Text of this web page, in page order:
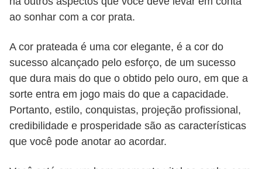
ao sonhar com a cor prata.
A cor prateada é uma cor elegante, é a cor do
sucesso alcançado pelo esforço, de um sucesso
que dura mais do que o obtido pelo ouro, em que a
sorte entra em jogo mais do que a capacidade.
Portanto, estilo, conquistas, projeção profissional,
credibilidade e prosperidade são as características
que você pode anotar ao acordar.